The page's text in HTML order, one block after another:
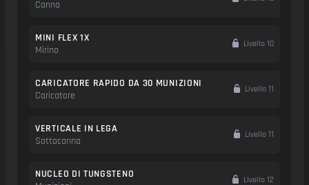
Canna
MINI FLEX 1X
Mirino
Livello 10
CARICATORE RAPIDO DA 30 MUNIZIONI
Caricatore
Livello 11
VERTICALE IN LEGA
Sottocanna
Livello 11
NUCLEO DI TUNGSTENO
Livello 12